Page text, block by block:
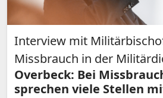
Interview mit
Missbrauch in der
Overbeck: Bei
sprechen viele Stellen